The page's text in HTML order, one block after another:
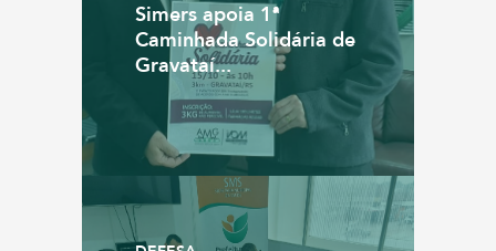
Simers apoia 1ª
Caminhada Solidária de
Gravataí...